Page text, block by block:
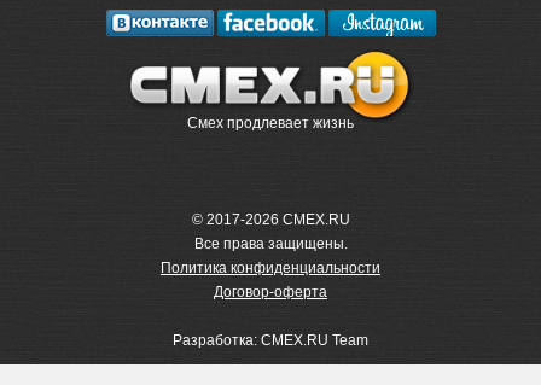
Смех продлевает жизнь
© 2017-2026 CMEX.RU
Все права защищены.
Политика конфиденциальности
Договор-оферта
Разработка: CMEX.RU Team